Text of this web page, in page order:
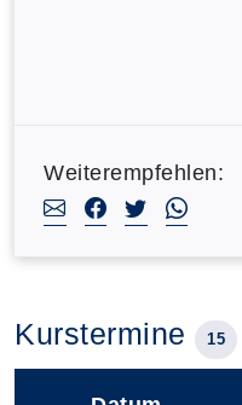
Weiterempfehlen:
Kurstermine 15